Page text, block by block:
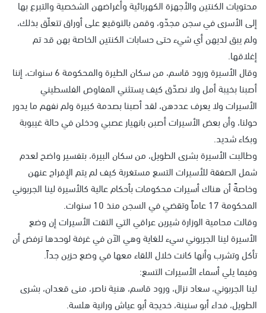
محتويات الكنتين والأجهزة الكهربائية وأغراضهن الشخصية والتبرع بها
إلى الأسرى في سجن مجدّو، وقمن بالتوقيع على أوراق تتعلّق بذلك،
ولم يبق لديهن أي شيء حتى حسابات الكنتين الخاصة بهن قد تم
إغلاقها.
وقال الأسيرة ورود قاسم، من سكان الطيرة والمحكومة 6 سنوات، إننا
أصبنا بخيبة أمل ولا نصدّق كيف يستثني المفاوض الفلسطيني
الأسيرات ولا يعرف عددهن، لقد أصبنا بصدمة كبيرة ولم نفهم ما يدور
حولنا، وأن بعض الأسيرات أصبن بانهيار عصبي ودخلن في حالة غيبوبة
وبكاء شديد.
وطالبت الأسيرة بشرى الطويل، من سكان البيرة، بتفسير واضح لعدم
شمل الصفقة للأسيرات التسع مستغربة كيف لم يتم الإفراج عنهن
وخاصةً أن هناك أسيرات محكومات بأحكام عالية كالأسيرة لينا الجربوني
المحكومة 17 عاماً وتقضي في السجن منذ 10 سنوات.
وقالت محامية الوزارة شيرين عراقي التي التقت الأسيرات إن وضع
الأسيرة لينا الجربوني سيء للغاية وهي الآن في غرفة لوحدها ترفض أن
تأكل وتشرب وأنها كانت خلال اللقاء معها في وضع حزين جداً.
وفيما يلي أسماء الأسيرات التسع:
لينا الجربوني، سعاد نزال، ورود قاسم، هنية ناصر، منى قعدان، بشرى
الطويل، فداء أبو سنينة، خديجة أبو عياش ورانية هلسة.